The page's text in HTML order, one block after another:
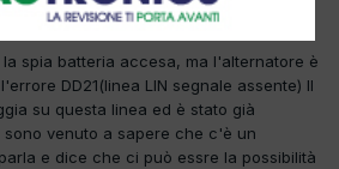
2012
spia batteria accesa, ma l'alternatore è
DD21(linea LIN segnale assente) Il
su questa linea ed è stato già
venuto a sapere che c'è un
e dice che ci può essre la possibilità